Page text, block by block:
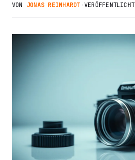
VON JONAS REINHARDT ·VERÖFFENTLICHT